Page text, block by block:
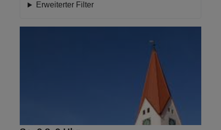
Erweiterter Filter